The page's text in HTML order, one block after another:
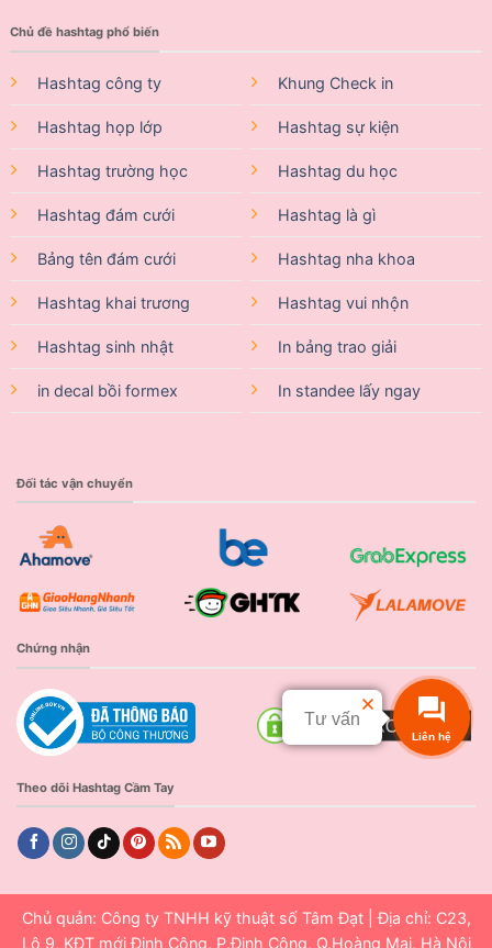
Chủ đề hashtag phổ biến
Hashtag công ty
Hashtag họp lớp
Hashtag trường học
Hashtag đám cưới
Bảng tên đám cưới
Hashtag khai trương
Hashtag sinh nhật
in decal bồi formex
Khung Check in
Hashtag sự kiện
Hashtag du học
Hashtag là gì
Hashtag nha khoa
Hashtag vui nhộn
In bảng trao giải
In standee lấy ngay
Đối tác vận chuyển
Chứng nhận
Theo dõi Hashtag Cầm Tay
Chủ quản: Công ty TNHH kỹ thuật số Tâm Đạt | Địa chỉ: C23,
Lô 9, KĐT mới Định Công, P.Định Công, Q.Hoàng Mai, Hà Nội
Liên hệ
Tư vấn